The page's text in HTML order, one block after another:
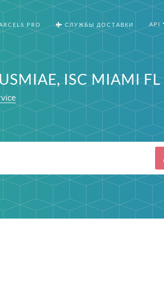
PRO СЛУЖБЫ ДОСТАВКИ API
ISC MIAMI FL